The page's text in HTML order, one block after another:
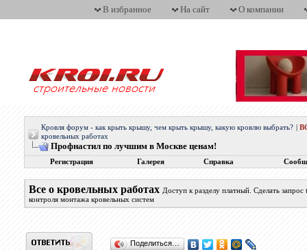
В избранное На сайт О компании
Кровля форум - как крыть крышу, чем крыть крышу, какую кровлю выбрать?
кровельных работах
Профнастил по лучшим в Москве ценам!
Регистрация Галерея Справка
Все о кровельных работах Доступ к разделу платный. Сделать
контроля монтажа кровельных систем
Поделиться…